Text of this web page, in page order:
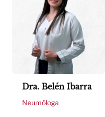
Dra. Belén Ibarra
Neumóloga